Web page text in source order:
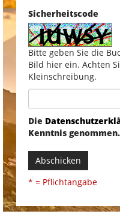
Sicherheitscode
Bitte geben Sie die
Bild hier ein. Achten
Kleinschreibung.
Die
Kenntnis genommen.
Abschicken
* = Pflichtangabe